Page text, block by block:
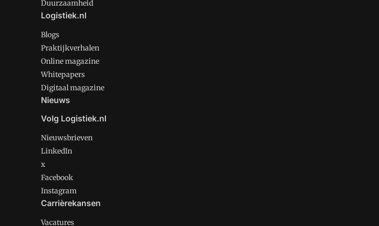
Duurzaamheid
Logistiek.nl
Blogs
Praktijkverhalen
Online magazine
Whitepapers
Digitaal magazine
Nieuws
Volg Logistiek.nl
Nieuwsbrieven
LinkedIn
x
Facebook
Instagram
Carrièrekansen
Vacatures